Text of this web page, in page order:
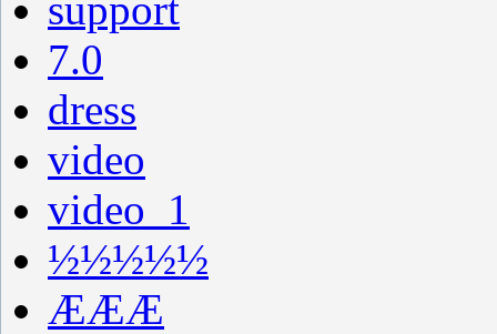
7.0
dress
video
video_1
½½½½½
ÆÆÆ